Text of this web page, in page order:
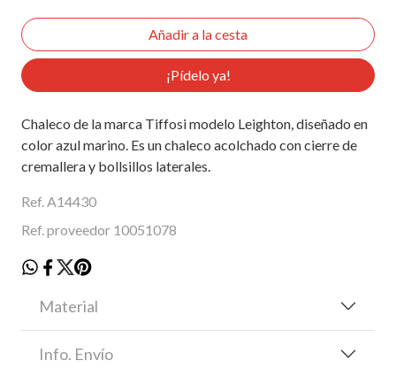
¡Pídelo ya!
Chaleco de la marca Tiffosi modelo Leighton, diseñado en
color azul marino. Es un chaleco acolchado con cierre de
cremallera y bollsillos laterales.
Ref. A14430
Ref. proveedor 10051078
Material
Info. Envío